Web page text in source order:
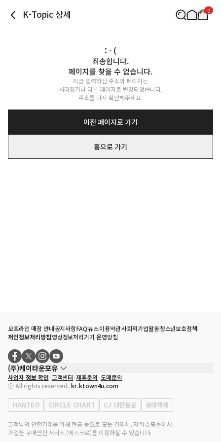
K-Topic 상세 0
: - (
죄송합니다.
페이지를 찾을 수 없습니다.
지금 입력하신 주소의 페이지는
사라졌거나 다른 페이지로 변경되었습니다.
주소를 다시 확인해주세요.
이전 페이지로 가기
홈으로 가기
오프라인 매장 안내공지사항FAQ뉴스이용약관사회적기업활동청소년보호정책
개인정보처리방침영상정보처리기기 운영방침
(주)케이타운포유
대표자
송효민
사업자등록번호
120-87-71116
통신판매업 신고번호 제2011-서울강남-02223
대표전화
02-552-9855
사업자 정보 확인 고객센터 제휴문의 도매문의
ⓒ All rights reserved. kr.ktown4u.com
HANTEO CIRCLE CHART CJ 대한통운 롯데택배
고객님의 안전거래를 위해 현금 등으로 모든 결제시, 저희 쇼핑몰에서
가입한 구매안전 서비스 (에스크로)를 이용하실 수 있습니다.